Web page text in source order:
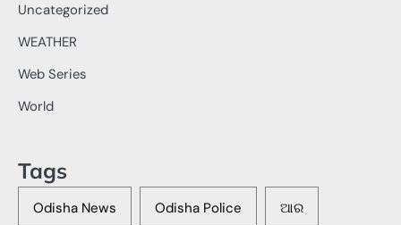
Uncategorized
WEATHER
Web Series
World
Tags
Odisha News Odisha Police ଆର